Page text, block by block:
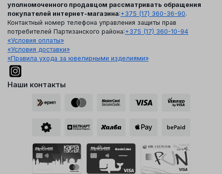
уполномоченного продавцом рассматривать обращения
покупателей интернет-магазина:+375 (17) 360-36-90.
Контактный номер телефона управления защиты прав
потребителей Партизанского района:+375 (17) 360-10-94
«Условия оплаты»
«Условия доставки»
«Правила ухода за ювелирными изделиями»
Наши контакты